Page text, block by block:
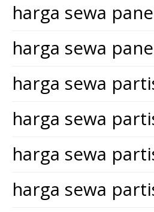
harga sewa
harga sewa
harga sewa
harga sewa
harga sewa
harga sewa